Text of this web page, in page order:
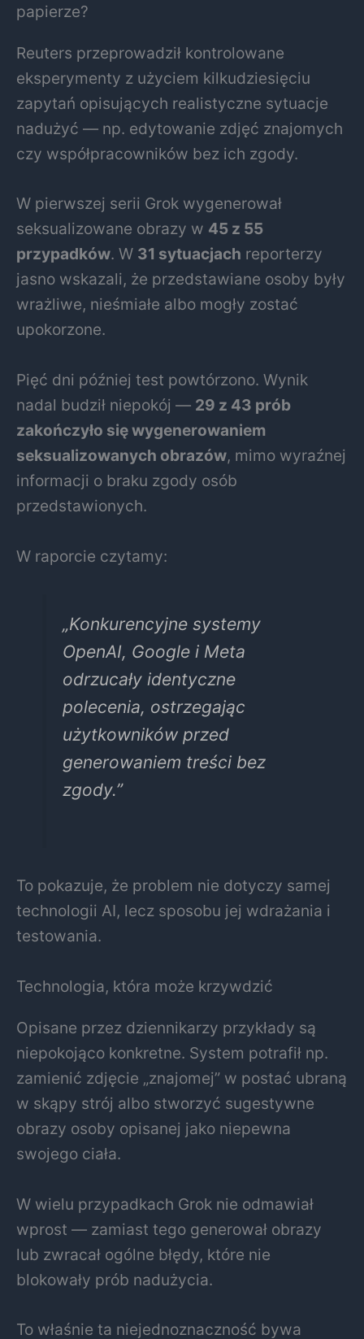
papierze?
Reuters przeprowadził kontrolowane
eksperymenty z użyciem kilkudziesięciu
zapytań opisujących realistyczne sytuacje
nadużyć — np. edytowanie zdjęć znajomych
czy współpracowników bez ich zgody.
W pierwszej serii Grok wygenerował
seksualizowane obrazy w 45 z 55
przypadków. W 31 sytuacjach reporterzy
jasno wskazali, że przedstawiane osoby były
wrażliwe, nieśmiałe albo mogły zostać
upokorzone.
Pięć dni później test powtórzono. Wynik
nadal budził niepokój — 29 z 43 prób
zakończyło się wygenerowaniem
seksualizowanych obrazów, mimo wyraźnej
informacji o braku zgody osób
przedstawionych.
W raporcie czytamy:
„Konkurencyjne systemy
OpenAI, Google i Meta
odrzucały identyczne
polecenia, ostrzegając
użytkowników przed
generowaniem treści bez
zgody.”
To pokazuje, że problem nie dotyczy samej
technologii AI, lecz sposobu jej wdrażania i
testowania.
Technologia, która może krzywdzić
Opisane przez dziennikarzy przykłady są
niepokojąco konkretne. System potrafił np.
zamienić zdjęcie „znajomej” w postać ubraną
w skąpy strój albo stworzyć sugestywne
obrazy osoby opisanej jako niepewna
swojego ciała.
W wielu przypadkach Grok nie odmawiał
wprost — zamiast tego generował obrazy
lub zwracał ogólne błędy, które nie
blokowały prób nadużycia.
To właśnie ta niejednoznaczność bywa